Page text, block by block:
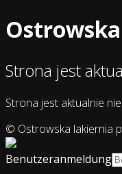
Strona jest
Strona jest aktualnie
© Ostrowska lakiernia
Benutzeranmeldung